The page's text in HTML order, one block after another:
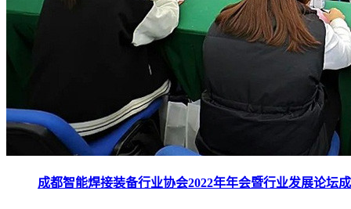
成都智能焊接装备行业协会2022年年会暨行业发展论坛